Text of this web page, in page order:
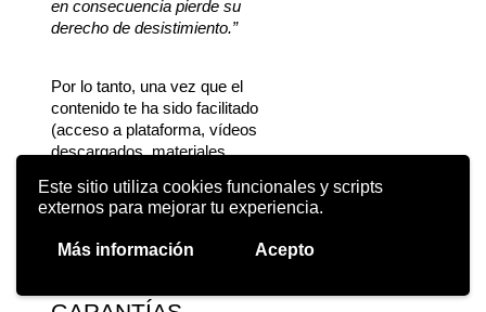
Este sitio utiliza cookies funcionales y scripts
externos para mejorar tu experiencia.
Más información Acepto
en consecuencia pierde su
derecho de desistimiento.”
Por lo tanto, una vez que el
contenido te ha sido facilitado
(acceso a plataforma, vídeos
descargados, materiales
comenzado, no existe derecho de
desistimiento.